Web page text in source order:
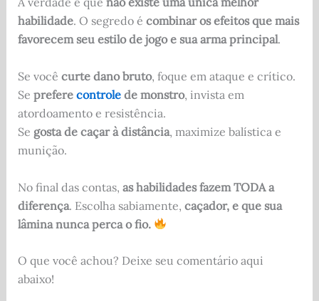
habilidade. O segredo é combinar os efeitos que mais
favorecem seu estilo de jogo e sua arma principal.
Se você curte dano bruto, foque em ataque e crítico.
Se prefere controlede monstro, invista em
atordoamento e resistência.
Se gosta de caçar à distância, maximize balística e
munição.
No final das contas, as habilidades fazem TODA a
diferença. Escolha sabiamente, caçador, e que sua
lâmina nunca perca o fio.
O que você achou? Deixe seu comentário aqui
abaixo!